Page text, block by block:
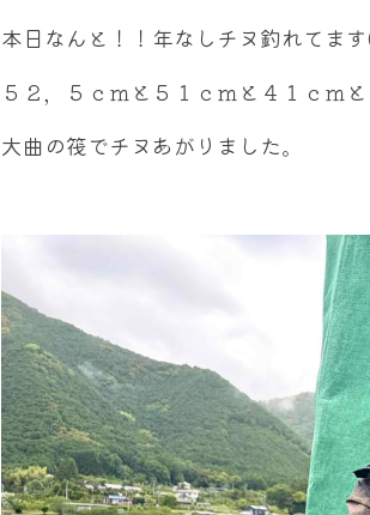
本日なんと！！年なしチヌ釣れてま
５２，５ｃｍと５１ｃｍと４１ｃｍ
大曲の筏でチヌあがりました。